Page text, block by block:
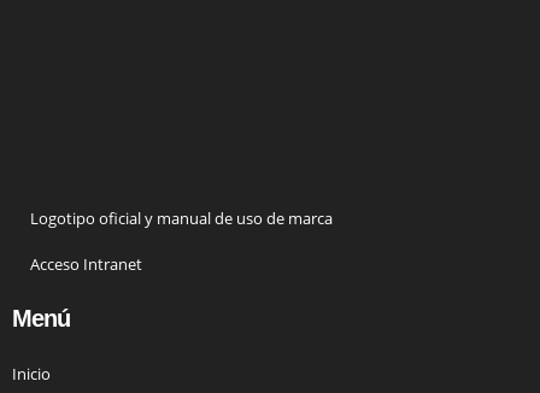
Logotipo oficial y manual de uso de marca
Acceso Intranet
Menú
Inicio